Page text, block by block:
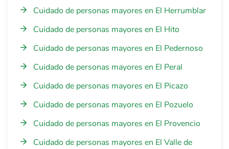
Cuidado de personas mayores en El Herrumblar
Cuidado de personas mayores en El Hito
Cuidado de personas mayores en El Pedernoso
Cuidado de personas mayores en El Peral
Cuidado de personas mayores en El Picazo
Cuidado de personas mayores en El Pozuelo
Cuidado de personas mayores en El Provencio
Cuidado de personas mayores en El Valle de